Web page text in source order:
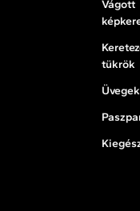
Vágott
tükrök
Üvegek